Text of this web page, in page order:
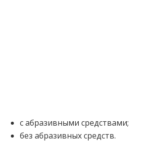
с абразивными средствами;
без абразивных средств.